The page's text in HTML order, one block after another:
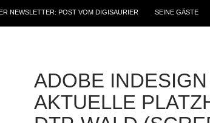
NEWSLETTER: POST VOM DIGISAURIER SEINE GÄSTE
ADOBE
AKTUELLE